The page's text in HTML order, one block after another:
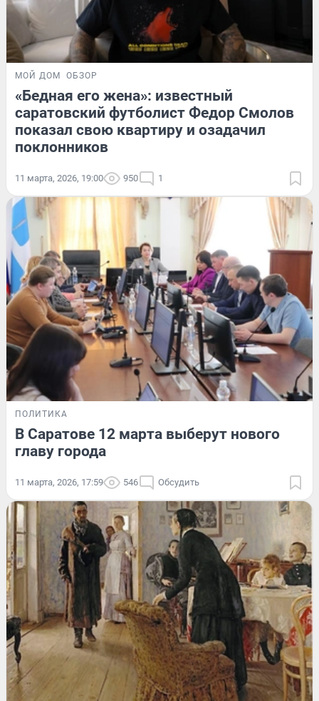
МОЙ ДОМ ОБЗОР
«Бедная его жена»: известный
саратовский футболист Федор Смолов
показал свою квартиру и озадачил
поклонников
11 марта, 2026, 19:00 950 1
ПОЛИТИКА
В Саратове 12 марта выберут нового
главу города
11 марта, 2026, 17:59 546 Обсудить